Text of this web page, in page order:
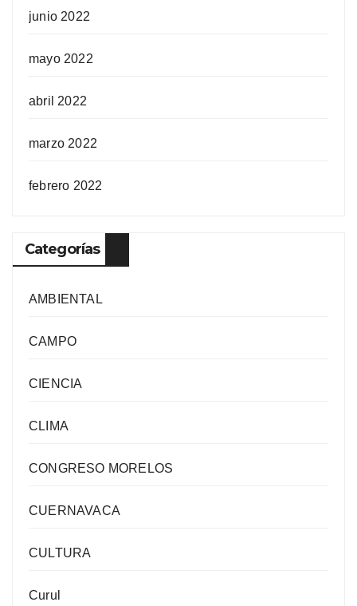
junio 2022
mayo 2022
abril 2022
marzo 2022
febrero 2022
Categorías
AMBIENTAL
CAMPO
CIENCIA
CLIMA
CONGRESO MORELOS
CUERNAVACA
CULTURA
Curul